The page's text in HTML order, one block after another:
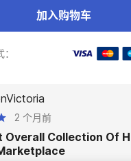
加入购物车
2 个月前
Overall Collection Of